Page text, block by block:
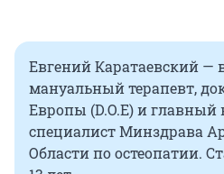
Евгений Каратаевский —
мануальный терапевт,
Европы (D.O.E) и
специалист Минздрава
Области по остеопатии.